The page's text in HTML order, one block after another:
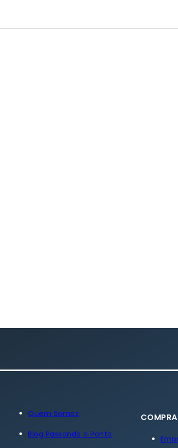
Quem Somos
Blog Passando o Ponto